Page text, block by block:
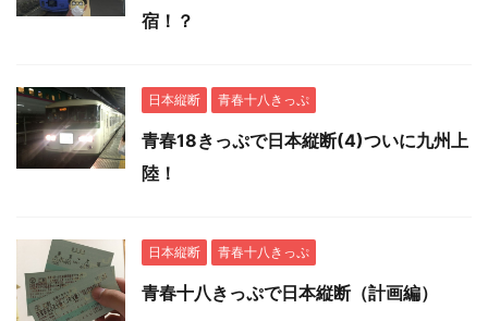
宿！？
日本縦断 青春十八きっぷ
青春18きっぷで日本縦断(4)ついに九州上
陸！
日本縦断 青春十八きっぷ
青春十八きっぷで日本縦断（計画編）